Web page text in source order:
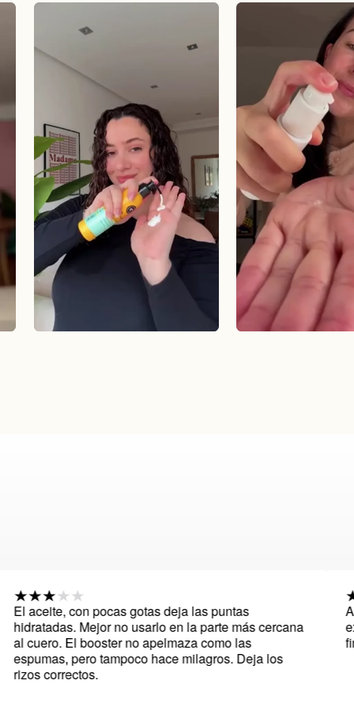
con pocas gotas deja las puntas
Mejor no usarlo en la parte más cercana
El booster no apelmaza como las
pero tampoco hace milagros. Deja los